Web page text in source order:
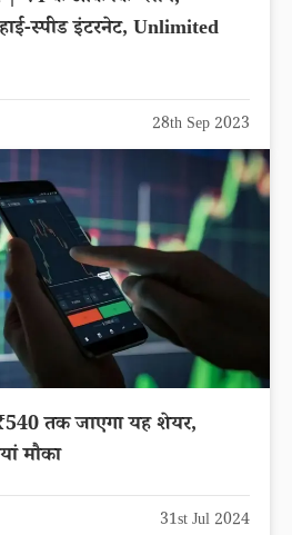
स्पीड इंटरनेट, Unlimited
28th Sep 2023
तक जाएगा यह शेयर,
मौका
31st Jul 2024